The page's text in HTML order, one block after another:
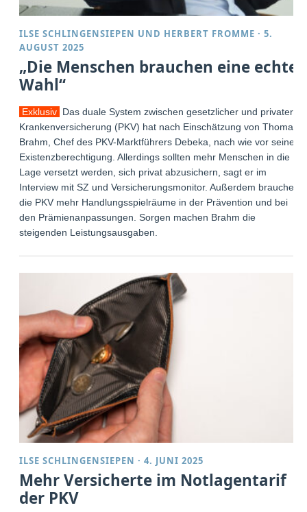
ILSE SCHLINGENSIEPEN UND HERBERT FROMME ·5.
AUGUST 2025
„Die Menschen brauchen eine echte
Wahl“
Exklusiv Das duale System zwischen gesetzlicher und privater
Krankenversicherung (PKV) hat nach Einschätzung von Thomas
Brahm, Chef des PKV-Marktführers Debeka, nach wie vor seine
Existenzberechtigung. Allerdings sollten mehr Menschen in die
Lage versetzt werden, sich privat abzusichern, sagt er im
Interview mit SZ und Versicherungsmonitor. Außerdem brauche
die PKV mehr Handlungsspielräume in der Prävention und bei
den Prämienanpassungen. Sorgen machen Brahm die
steigenden Leistungsausgaben.
ILSE SCHLINGENSIEPEN ·4. JUNI 2025
Mehr Versicherte im Notlagentarif
der PKV